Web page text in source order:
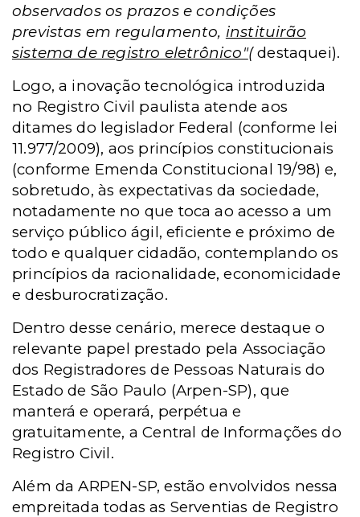
observados os prazos e condições
previstas em regulamento, instituirão
sistema de registro eletrônico"(destaquei).
Logo, a inovação tecnológica introduzida
no Registro Civil paulista atende aos
ditames do legislador Federal (conforme lei
11.977/2009), aos princípios constitucionais
(conforme Emenda Constitucional 19/98) e,
sobretudo, às expectativas da sociedade,
notadamente no que toca ao acesso a um
serviço público ágil, eficiente e próximo de
todo e qualquer cidadão, contemplando os
princípios da racionalidade, economicidade
e desburocratização.
Dentro desse cenário, merece destaque o
relevante papel prestado pela Associação
dos Registradores de Pessoas Naturais do
Estado de São Paulo (Arpen-SP), que
manterá e operará, perpétua e
gratuitamente, a Central de Informações do
Registro Civil.
Além da ARPEN-SP, estão envolvidos nessa
empreitada todas as Serventias de Registro